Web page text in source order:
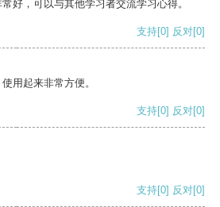
好，可以与其他学习者交流学习心得。
支持[0] 反对[0]
用起来非常方便。
支持[0] 反对[0]
支持[0] 反对[0]